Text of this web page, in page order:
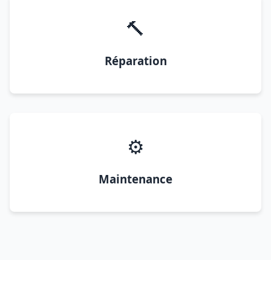
🔨
Réparation
⚙️
Maintenance